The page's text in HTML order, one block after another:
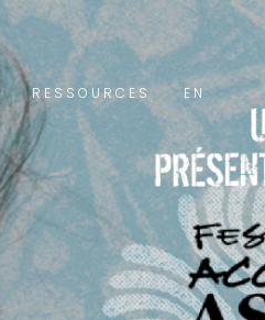
RESSOURCES EN